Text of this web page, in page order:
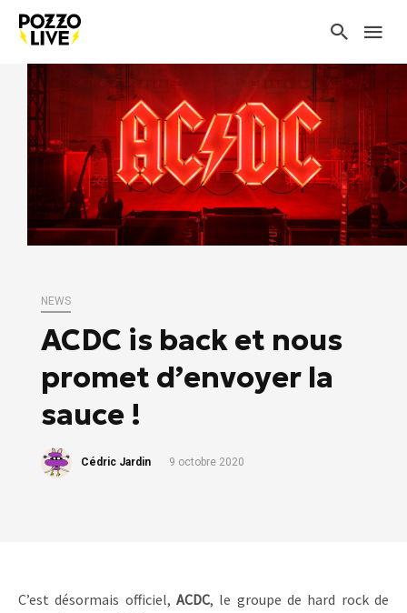
NEWS
ACDC is back et nous
promet d’envoyer la
sauce !
Cédric Jardin 9 octobre 2020
C’est désormais officiel, ACDC, le groupe de hard rock de